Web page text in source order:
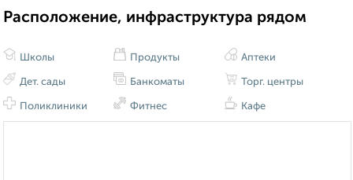
Расположение, инфраструктура рядом
Школы
Дет. сады
Поликлиники
Продукты
Банкоматы
Фитнес
Аптеки
Торг. центры
Кафе